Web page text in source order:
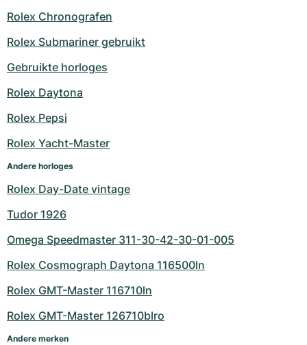
Rolex Chronografen
Rolex Submariner gebruikt
Gebruikte horloges
Rolex Daytona
Rolex Pepsi
Rolex Yacht-Master
Andere horloges
Rolex Day-Date vintage
Tudor 1926
Omega Speedmaster 311-30-42-30-01-005
Rolex Cosmograph Daytona 116500ln
Rolex GMT-Master 116710ln
Rolex GMT-Master 126710blro
Andere merken